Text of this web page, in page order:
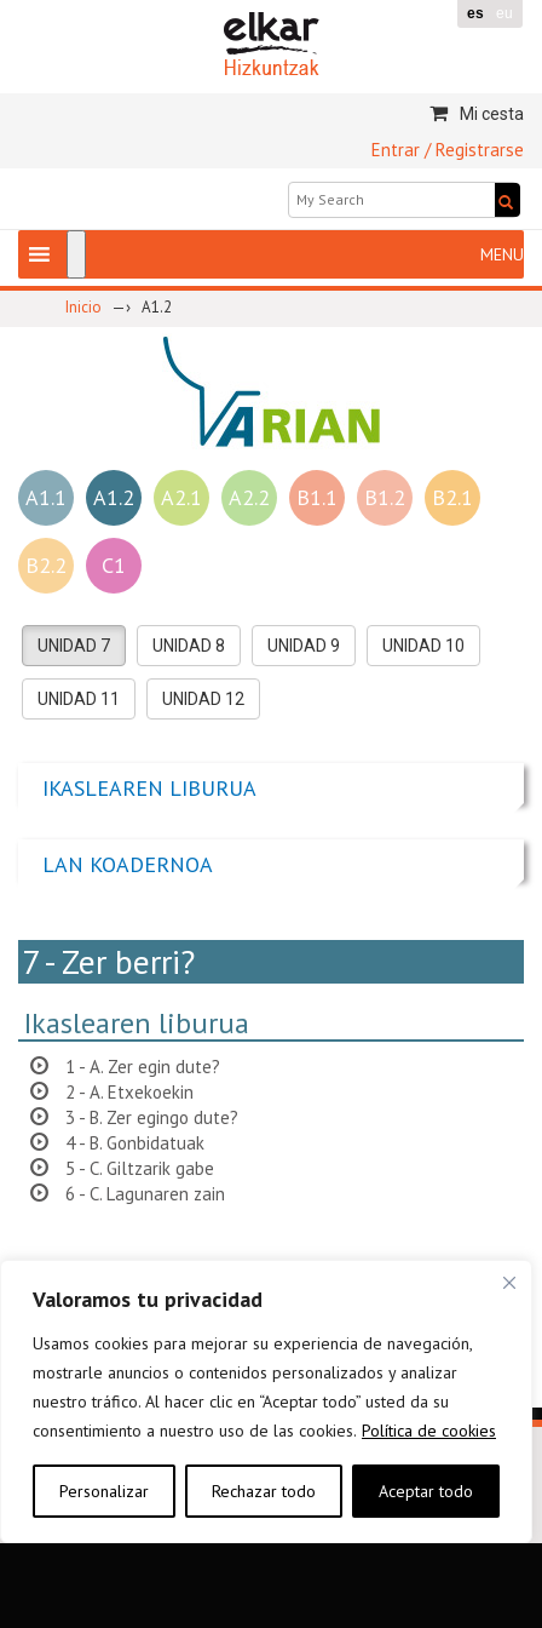
Valoramos tu privacidad
Usamos cookies para mejorar su experiencia de navegación,
mostrarle anuncios o contenidos personalizados y analizar
nuestro tráfico. Al hacer clic en “Aceptar todo” usted da su
consentimiento a nuestro uso de las cookies. Política de cookies
Personalizar Rechazar todo Aceptar todo
es eu
Mi cesta
Entrar / Registrarse
Inicio —› A1.2
A1.1 A1.2 A2.1 A2.2 B1.1 B1.2 B2.1
B2.2 C1
UNIDAD 7 UNIDAD 8 UNIDAD 9 UNIDAD 10
UNIDAD 11 UNIDAD 12
IKASLEAREN LIBURUA
LAN KOADERNOA
7 - Zer berri?
Ikaslearen liburua
1 - A. Zer egin dute?
2 - A. Etxekoekin
3 - B. Zer egingo dute?
4 - B. Gonbidatuak
5 - C. Giltzarik gabe
6 - C. Lagunaren zain